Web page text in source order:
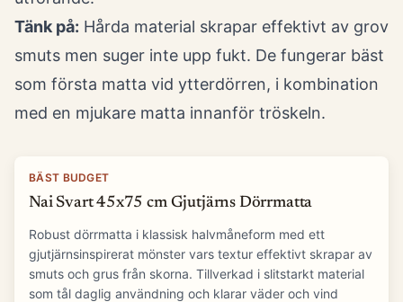
Tänk på: Hårda material skrapar effektivt av grov
smuts men suger inte upp fukt. De fungerar bäst
som första matta vid ytterdörren, i kombination
med en mjukare matta innanför tröskeln.
BÄST BUDGET
Nai Svart 45x75 cm Gjutjärns Dörrmatta
Robust dörrmatta i klassisk halvmåneform med ett
gjutjärnsinspirerat mönster vars textur effektivt skrapar av
smuts och grus från skorna. Tillverkad i slitstarkt material
som tål daglig användning och klarar väder och vind